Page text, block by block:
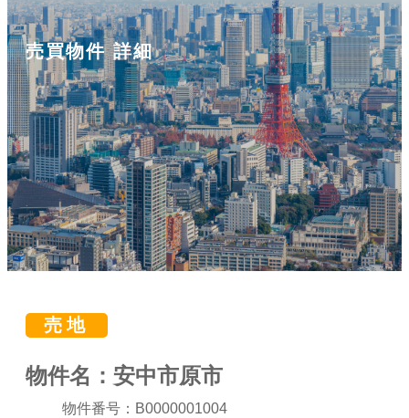
売買物件 詳細
売地
物件名：安中市原市
物件番号：B0000001004